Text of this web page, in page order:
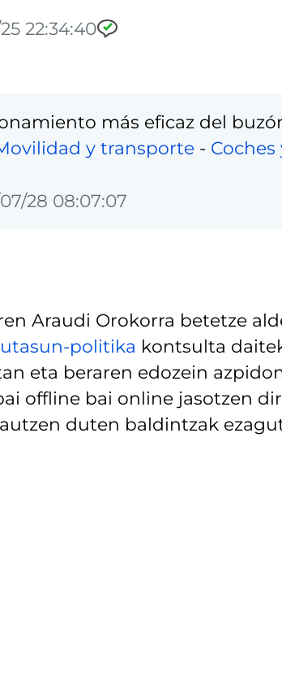
22:34:40
más eficaz del
y transporte -
28 08:07:07
Araudi Orokorra betetze
politika kontsulta
eta beraren edozein
offline bai online jasotzen
duten baldintzak